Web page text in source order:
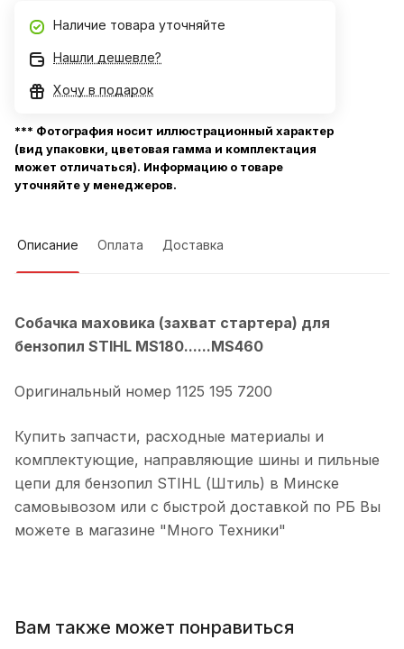
Наличие товара уточняйте
Нашли дешевле?
Хочу в подарок
*** Фотография носит иллюстрационный характер
(вид упаковки, цветовая гамма и комплектация
может отличаться). Информацию о товаре
уточняйте у менеджеров.
Описание Оплата Доставка
Собачка маховика (захват стартера) для
бензопил STIHL MS180......MS460
Оригинальный номер 1125 195 7200
Купить запчасти, расходные материалы и
комплектующие, направляющие шины и пильные
цепи для бензопил STIHL (Штиль) в Минске
самовывозом или с быстрой доставкой по РБ Вы
можете в магазине "Много Техники"
Вам также может понравиться